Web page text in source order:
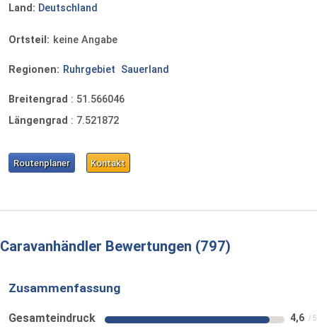
Land: Deutschland
Ortsteil: keine Angabe
Regionen: Ruhrgebiet Sauerland
Breitengrad : 51.566046
Längengrad : 7.521872
Routenplaner Kontakt
Caravanhändler Bewertungen 797
Zusammenfassung
Gesamteindruck 4,6